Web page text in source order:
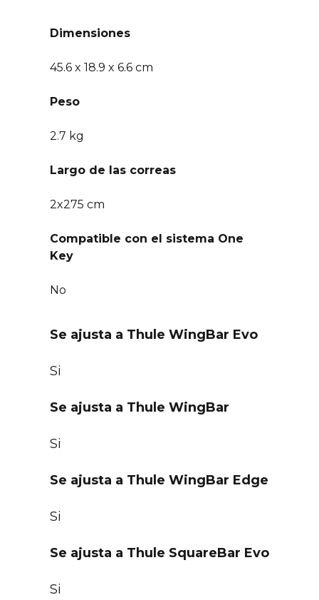
Dimensiones
45.6 x 18.9 x 6.6 cm
Peso
2.7 kg
Largo de las correas
2x275 cm
Compatible con el sistema One
Key
No
Se ajusta a Thule WingBar Evo
Si
Se ajusta a Thule WingBar
Si
Se ajusta a Thule WingBar Edge
Si
Se ajusta a Thule SquareBar Evo
Si